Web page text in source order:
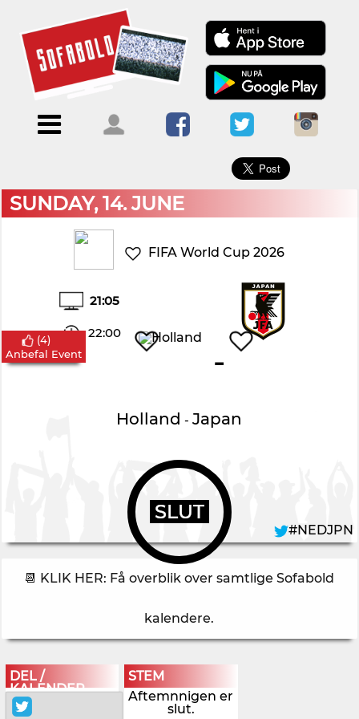
Menu
ForsideKalendere
Blogs
Om
Sofabold
Kontakt
bruger
ind
×
SUNDAY, 14. JUNE
FIFA World Cup 2026
21:05
22:00
-
Holland -Japan
SLUT
(4)
Anbefal Event
#NEDJPN
📆 KLIK HER: Få overblik over samtlige Sofabold
kalendere.
DEL /
KALENDER
STEM
Aftemnnigen er
slut.